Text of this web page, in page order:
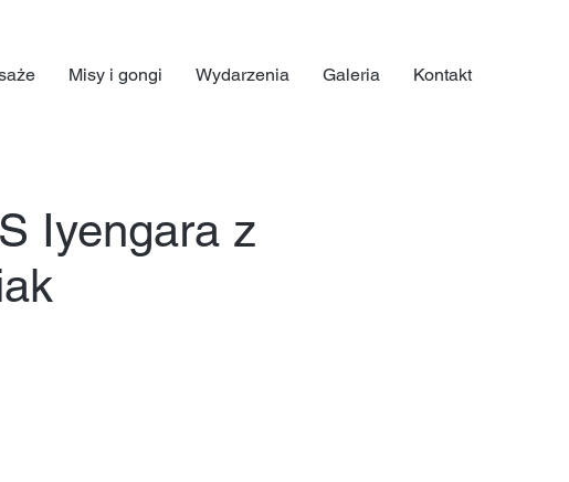
Misy i gongi Wydarzenia Galeria Kontakt
Iyengara z